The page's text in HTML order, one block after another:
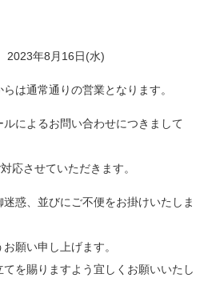
年8月16日(水)
は通常通りの営業となります。
ルによるお問い合わせにつきまして
応させていただきます。
惑、並びにご不便をお掛けいたしま
願い申し上げます。
を賜りますよう宜しくお願いいたし